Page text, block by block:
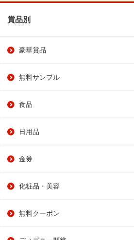
賞品別
豪華賞品
無料サンプル
食品
日用品
金券
化粧品・美容
無料クーポン